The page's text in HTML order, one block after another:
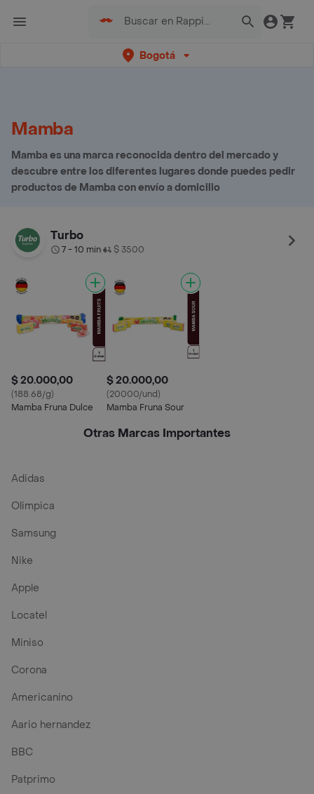
Bogotá
Mamba
Mamba es una marca reconocida dentro del mercado y
descubre entre los diferentes lugares donde puedes pedir
productos de Mamba con envío a domicilio
Turbo
7 - 10 min• $ 3500
$ 20.000,00
(188.68/g)
Mamba Fruna Dulce
$ 20.000,00
(20000/und)
Mamba Fruna Sour
Otras Marcas Importantes
Adidas
Olimpica
Samsung
Nike
Apple
Locatel
Miniso
Corona
Americanino
Aario hernandez
BBC
Patprimo